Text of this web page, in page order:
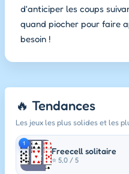
d'anticiper les coups
quand piocher pour faire
besoin !
🔥 Tendances
Les jeux les plus solides et les
1
Freecell solitaire
⭐ 5,0 / 5